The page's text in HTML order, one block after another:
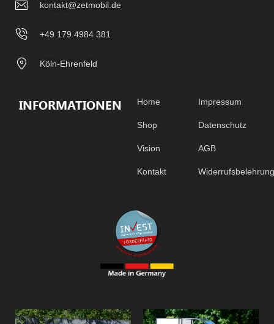
kontakt@zetmobil.de
+49 179 4984 381
Köln-Ehrenfeld
INFORMATIONEN Home
Shop
Vision
Kontakt
Impressum
Datenschutz
AGB
Widerrufsbelehrung